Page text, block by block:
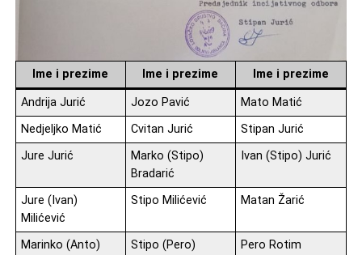
Ime i prezime Ime i prezime Ime i prezime
Andrija Jurić Jozo Pavić
Mato Matić
Nedjeljko Matić
Cvitan Jurić
Stipan Jurić
Jure Jurić
Marko (Stipo)
Bradarić
Ivan (Stipo) Jurić
Jure (Ivan)
Milićević
Stipo Milićević Matan Žarić
Marinko (Anto)
Stipo (Pero)
Pero Rotim